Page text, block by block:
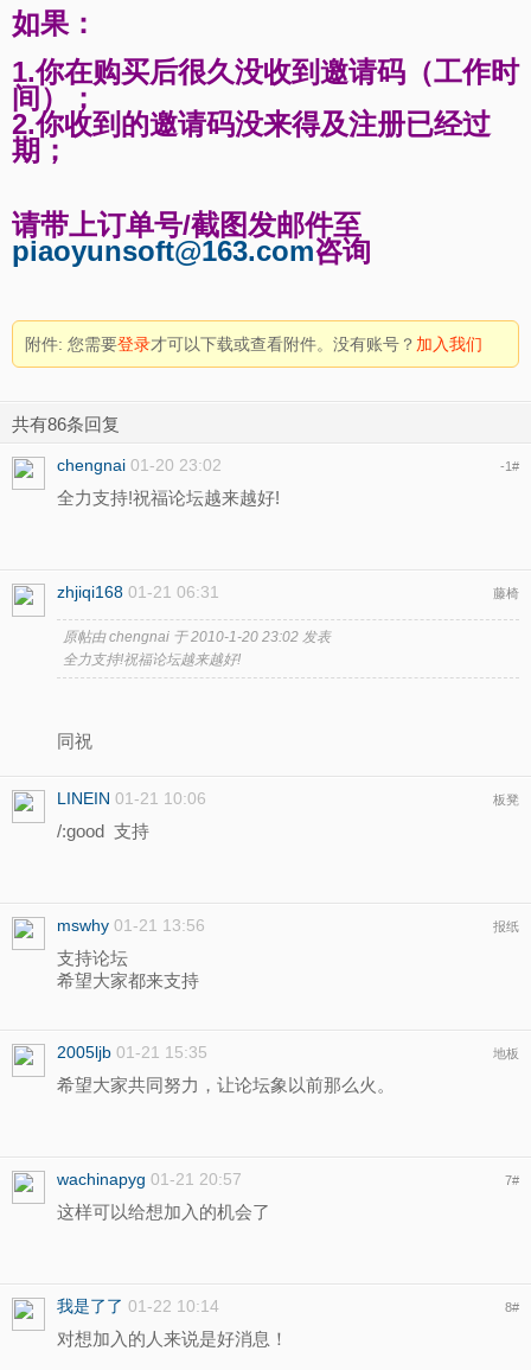
如果：
1.你在购买后很久没收到邀请码（工作时
间）；
2.你收到的邀请码没来得及注册已经过
期；
请带上订单号/截图发邮件至
piaoyunsoft@163.com咨询
附件: 您需要登录才可以下载或查看附件。没有账号？ 加入我们
共有86条回复
chengnai 01-20 23:02 -1#
全力支持!祝福论坛越来越好!
zhjiqi168 01-21 06:31 藤椅
原帖由chengnai 于 2010-1-20 23:02 发表
全力支持!祝福论坛越来越好!
同祝
LINEIN 01-21 10:06 板凳
/:good 支持
mswhy 01-21 13:56 报纸
支持论坛
希望大家都来支持
2005ljb 01-21 15:35 地板
希望大家共同努力，让论坛象以前那么火。
wachinapyg 01-21 20:57 7#
这样可以给想加入的机会了
我是了了 01-22 10:14 8#
对想加入的人来说是好消息！